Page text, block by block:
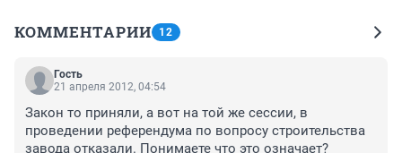
КОММЕНТАРИИ 12
Гость
21 апреля 2012, 04:54
Закон то приняли, а вот на той же сессии, в
проведении референдума по вопросу строительства
завода отказали. Понимаете что это означает?